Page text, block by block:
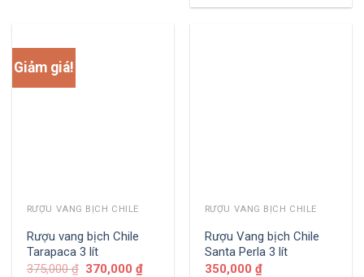
Giảm giá!
RƯỢU VANG BỊCH CHILE
Rượu vang bịch Chile
Tarapaca 3 lít
375,000₫ 370,000₫
RƯỢU VANG BỊCH CHILE
Rượu Vang bịch Chile
Santa Perla 3 lít
350,000 ₫